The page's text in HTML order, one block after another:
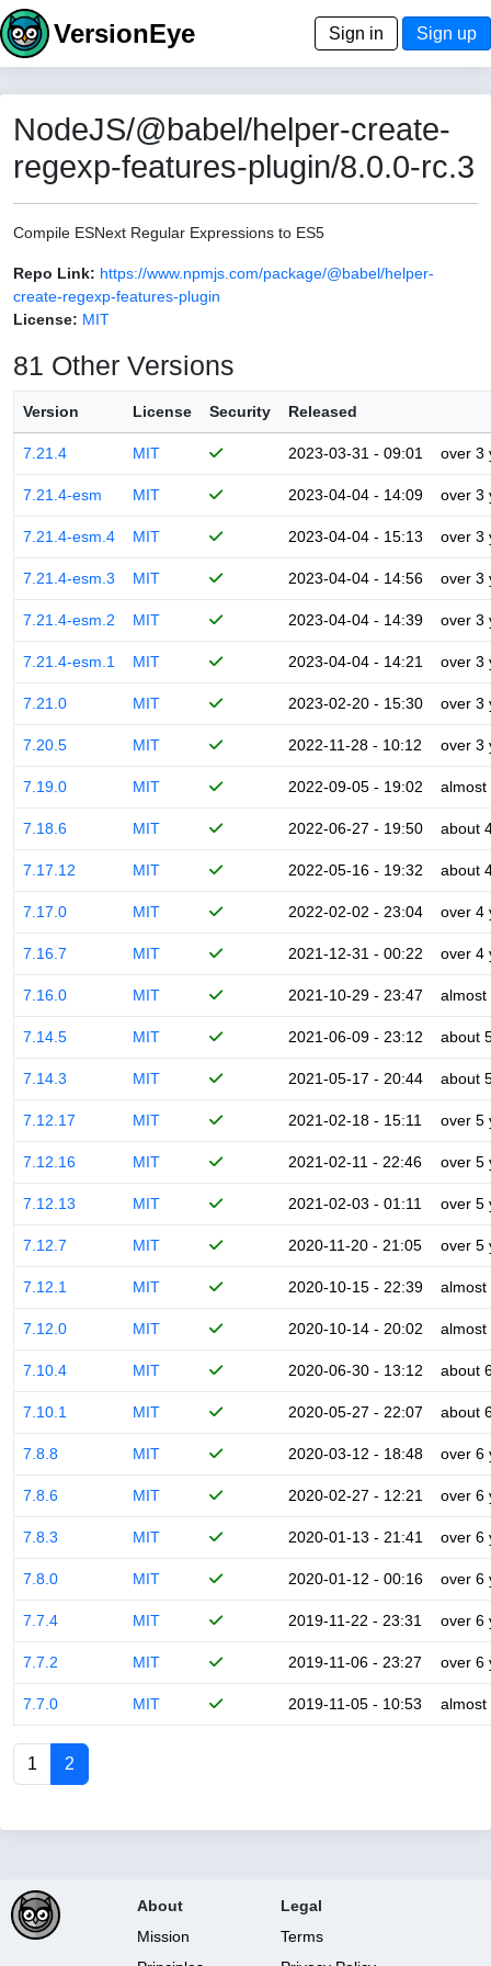
VersionEye Sign in Sign up
NodeJS/@babel/helper-create-
regexp-features-plugin/8.0.0-rc.3
Compile ESNext Regular Expressions to ES5
Repo Link: https://www.npmjs.com/package/@babel/helper-
create-regexp-features-plugin
License: MIT
81 Other Versions
Version License Security Released
7.21.4 MIT 2023-03-31 - 09:01 over 3
7.21.4-esm MIT 2023-04-04 - 14:09 over 3
7.21.4-esm.4 MIT 2023-04-04 - 15:13 over 3
7.21.4-esm.3 MIT 2023-04-04 - 14:56 over 3
7.21.4-esm.2 MIT 2023-04-04 - 14:39 over 3
7.21.4-esm.1 MIT 2023-04-04 - 14:21 over 3
7.21.0 MIT 2023-02-20 - 15:30 over 3
7.20.5 MIT 2022-11-28 - 10:12 over 3
7.19.0 MIT 2022-09-05 - 19:02 almost
7.18.6 MIT 2022-06-27 - 19:50 about
7.17.12 MIT 2022-05-16 - 19:32 about
7.17.0 MIT 2022-02-02 - 23:04 over 4
7.16.7 MIT 2021-12-31 - 00:22 over 4
7.16.0 MIT 2021-10-29 - 23:47 almost
7.14.5 MIT 2021-06-09 - 23:12 about
7.14.3 MIT 2021-05-17 - 20:44 about
7.12.17 MIT 2021-02-18 - 15:11 over 5
7.12.16 MIT 2021-02-11 - 22:46 over 5
7.12.13 MIT 2021-02-03 - 01:11 over 5
7.12.7 MIT 2020-11-20 - 21:05 over 5
7.12.1 MIT 2020-10-15 - 22:39 almost
7.12.0 MIT 2020-10-14 - 20:02 almost
7.10.4 MIT 2020-06-30 - 13:12 about
7.10.1 MIT 2020-05-27 - 22:07 about
7.8.8 MIT 2020-03-12 - 18:48 over 6
7.8.6 MIT 2020-02-27 - 12:21 over 6
7.8.3 MIT 2020-01-13 - 21:41 over 6
7.8.0 MIT 2020-01-12 - 00:16 over 6
7.7.4 MIT 2019-11-22 - 23:31 over 6
7.7.2 MIT 2019-11-06 - 23:27 over 6
7.7.0 MIT 2019-11-05 - 10:53 almost
1 2
About
Mission
Legal
Terms